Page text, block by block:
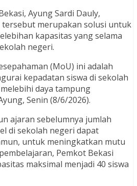
Ayung Sardi Dauly,
merupakan solusi untuk
kapasitas yang selama
negeri.
(MoU) ini adalah
kepadatan siswa di sekolah
daya tampung
Senin (8/6/2026).
ajaran sebelumnya jumlah
di sekolah negeri dapat
untuk meningkatkan mutu
Pemkot Bekasi
maksimal menjadi 40 siswa